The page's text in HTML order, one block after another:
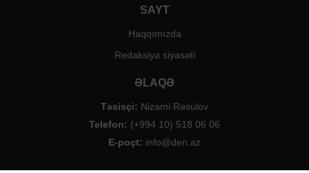
SAYT
Haqqımızda
Redaksiya siyasəti
ƏLAQƏ
Təsisçi: Nizami Rəsulov
Telefon: (+994 10) 518 06 06
E-poçt: info@den.az